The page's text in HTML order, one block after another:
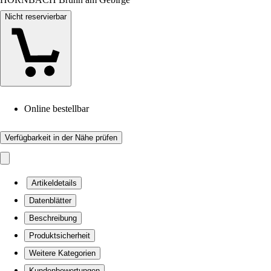
Nicht reservierbar
Online bestellbar
Verfügbarkeit in der Nähe prüfen
Artikeldetails
Datenblätter
Beschreibung
Produktsicherheit
Weitere Kategorien